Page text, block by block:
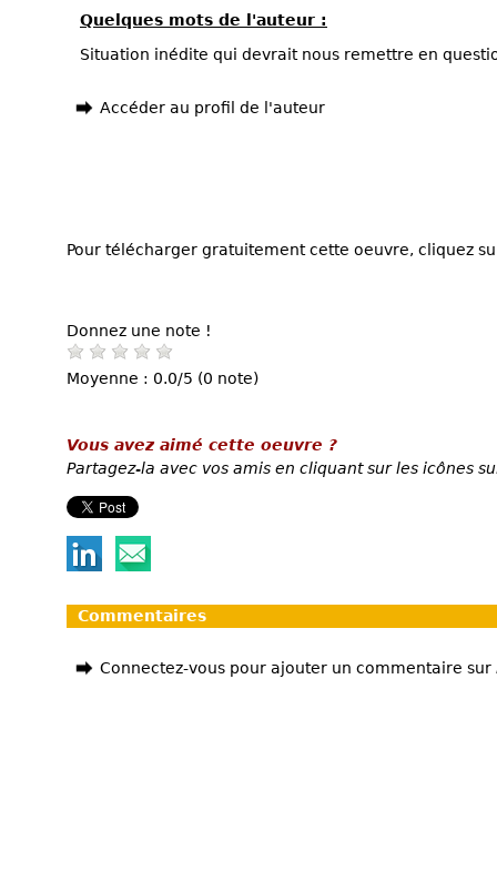
Quelques mots de l'auteur :
Situation inédite qui devrait nous remettre en
Accéder au profil de l'auteur
Pour télécharger gratuitement cette oeuvre, cliquez
Donnez une note !
Moyenne : 0.0/5 (0 note)
Vous avez aimé cette oeuvre ?
Partagez-la avec vos amis en cliquant sur les icônes
Commentaires
Connectez-vous pour ajouter un commentaire sur